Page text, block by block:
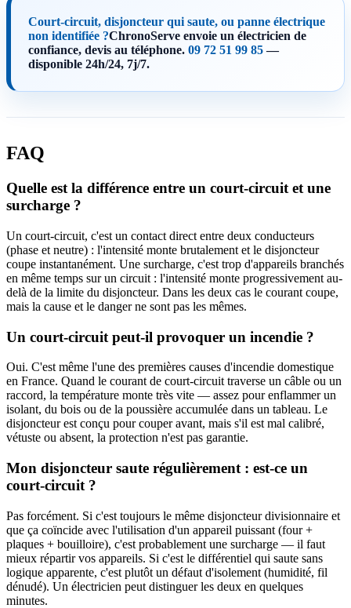
Court-circuit, disjoncteur qui saute, ou panne électrique
non identifiée ?ChronoServe envoie un électricien de
confiance, devis au téléphone.09 72 51 99 85—
disponible 24h/24, 7j/7.
FAQ
Quelle est la différence entre un court-circuit et une
surcharge ?
Un court-circuit, c'est un contact direct entre deux conducteurs
(phase et neutre) : l'intensité monte brutalement et le disjoncteur
coupe instantanément. Une surcharge, c'est trop d'appareils branchés
en même temps sur un circuit : l'intensité monte progressivement au-
delà de la limite du disjoncteur. Dans les deux cas le courant coupe,
mais la cause et le danger ne sont pas les mêmes.
Un court-circuit peut-il provoquer un incendie ?
Oui. C'est même l'une des premières causes d'incendie domestique
en France. Quand le courant de court-circuit traverse un câble ou un
raccord, la température monte très vite — assez pour enflammer un
isolant, du bois ou de la poussière accumulée dans un tableau. Le
disjoncteur est conçu pour couper avant, mais s'il est mal calibré,
vétuste ou absent, la protection n'est pas garantie.
Mon disjoncteur saute régulièrement : est-ce un
court-circuit ?
Pas forcément. Si c'est toujours le même disjoncteur divisionnaire et
que ça coïncide avec l'utilisation d'un appareil puissant (four +
plaques + bouilloire), c'est probablement une surcharge — il faut
mieux répartir vos appareils. Si c'est le différentiel qui saute sans
logique apparente, c'est plutôt un défaut d'isolement (humidité, fil
dénudé). Un électricien peut distinguer les deux en quelques
minutes.